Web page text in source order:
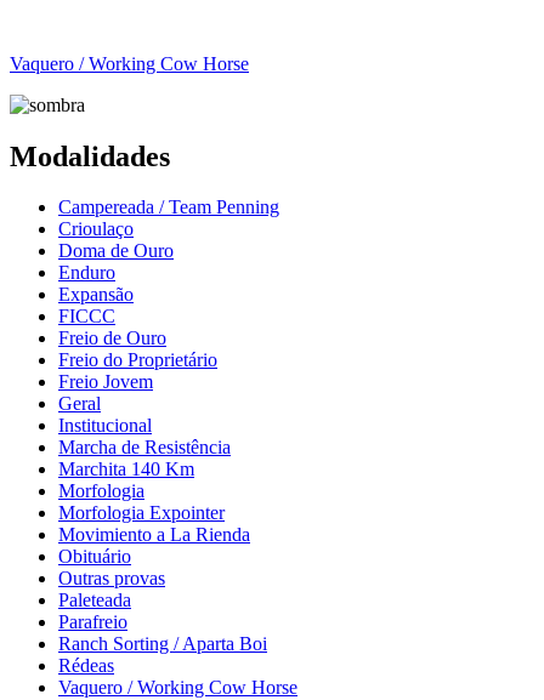
Vaquero / Working Cow Horse
Modalidades
Campereada / Team Penning
Crioulaço
Doma de Ouro
Enduro
Expansão
FICCC
Freio de Ouro
Freio do Proprietário
Freio Jovem
Geral
Institucional
Marcha de Resistência
Marchita 140 Km
Morfologia
Morfologia Expointer
Movimiento a La Rienda
Obituário
Outras provas
Paleteada
Parafreio
Ranch Sorting / Aparta Boi
Rédeas
Vaquero / Working Cow Horse